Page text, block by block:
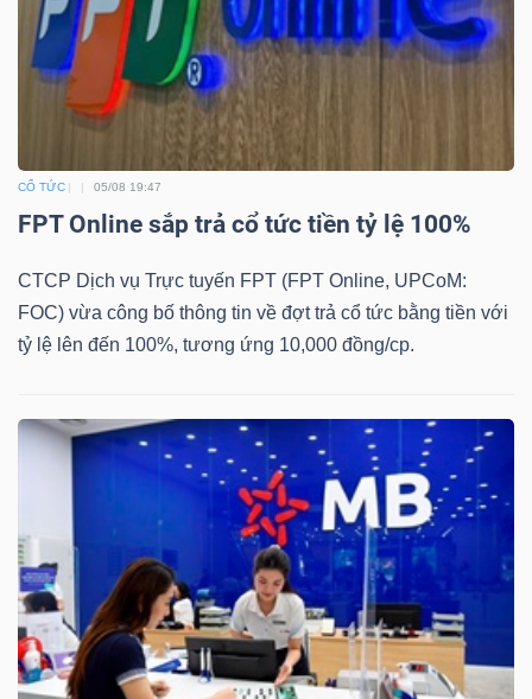
CỔ TỨC 05/08 19:47
FPT Online sắp trả cổ tức tiền tỷ lệ 100%
CTCP Dịch vụ Trực tuyến FPT (FPT Online, UPCoM:
FOC) vừa công bố thông tin về đợt trả cổ tức bằng tiền với
tỷ lệ lên đến 100%, tương ứng 10,000 đồng/cp.
DỊCH
VỤ
TRUYỀN
THÔNG
TIỆN
ÍCH
BẤT
Mã
chứng
khoán
(-)